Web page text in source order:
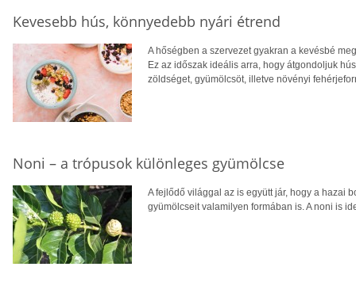
Kevesebb hús, könnyedebb nyári étrend
A hőségben a szervezet gyakran a kevésbé
Ez az időszak ideális arra, hogy átgondoljuk
zöldséget, gyümölcsöt, illetve növényi
Noni – a trópusok különleges gyümölcse
A fejlődő világgal az is együtt jár, hogy a hazai
gyümölcseit valamilyen formában is. A noni is